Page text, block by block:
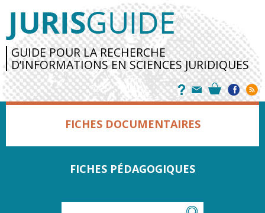
GUIDE POUR LA RECHERCHE
D’INFORMATIONS EN SCIENCES JURIDIQUES
FICHES DOCUMENTAIRES
FICHES PÉDAGOGIQUES